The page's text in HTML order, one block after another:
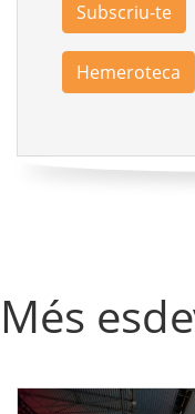
Subscriu-te
Hemeroteca
Més